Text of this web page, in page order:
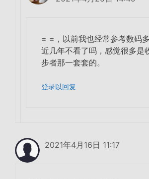
= =，以前我也经常参考数码
近几年不看了吗，感觉很多是
步者那一套套的。
登录以回复
2021年4月16日 11:17